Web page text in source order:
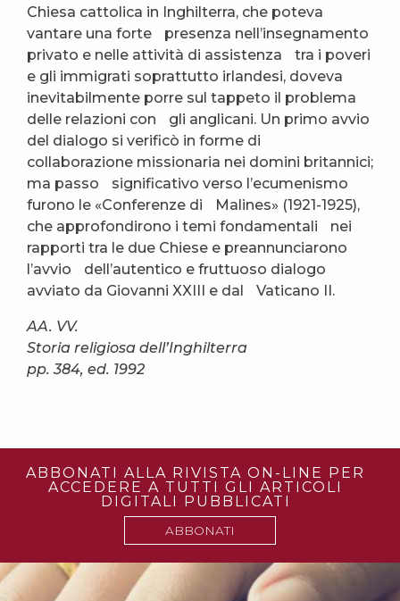
Chiesa cattolica in Inghilterra, che poteva
vantare una forte presenza nell’insegnamento
privato e nelle attività di assistenza tra i poveri
e gli immigrati soprattutto irlandesi, doveva
inevitabilmente porre sul tappeto il problema
delle relazioni con gli anglicani. Un primo avvio
del dialogo si verificò in forme di
collaborazione missionaria nei domini britannici;
ma passo significativo verso l’ecumenismo
furono le «Conferenze di Malines» (1921-1925),
che approfondirono i temi fondamentali nei
rapporti tra le due Chiese e preannunciarono
l’avvio dell’autentico e fruttuoso dialogo
avviato da Giovanni XXIII e dal Vaticano II.
AA. VV.
Storia religiosa dell’Inghilterra
pp. 384, ed. 1992
ABBONATI ALLA RIVISTA ON-LINE PER
ACCEDERE A TUTTI GLI ARTICOLI
DIGITALI PUBBLICATI
ABBONATI